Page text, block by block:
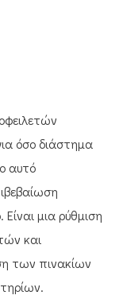
όσο διάστημα
αυτό
μια ρύθμιση
και
των πινακίων